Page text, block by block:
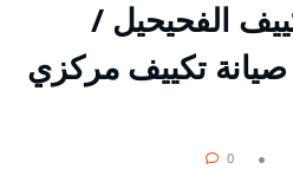
الفحيحيل /
/ فني صيانة تكييف مركزي
0